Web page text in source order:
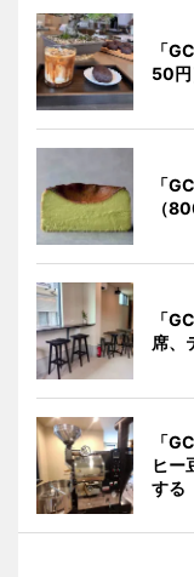
「
50円
「
（
「
席、
「
ヒー
する